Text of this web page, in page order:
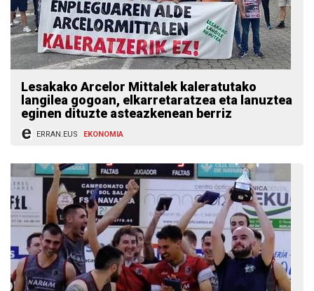
Lesakako Arcelor Mittalek kaleratutako
langilea gogoan, elkarretaratzea eta lanuztea
eginen dituzte asteazkenean berriz
ERRAN.EUS EKONOMIA